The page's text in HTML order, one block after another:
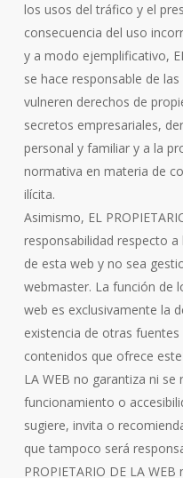
los usos del tráfico y el
consecuencia del uso
y a modo ejemplificativo,
se hace responsable de
vulneren derechos de
secretos empresariales,
personal y familiar y a la
normativa en materia de
ilícita.
Asimismo, EL
responsabilidad respecto
de esta web y no sea
webmaster. La función de
web es exclusivamente la
existencia de otras
contenidos que ofrece
LA WEB no garantiza ni se
funcionamiento o
sugiere, invita o
que tampoco será
PROPIETARIO DE LA